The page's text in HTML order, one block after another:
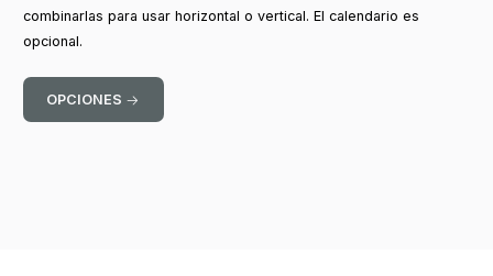
combinarlas para usar horizontal o vertical. El calendario es
opcional.
OPCIONES